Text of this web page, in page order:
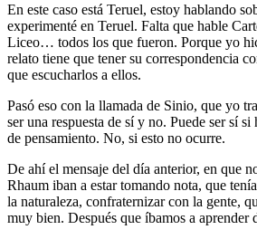
En este caso está Teruel, estoy hablando
experimenté en Teruel. Falta que hable
Liceo… todos los que fueron. Porque yo
relato tiene que tener su correspondencia
que escucharlos a ellos.
Pasó eso con la llamada de Sinio, que yo
ser una respuesta de sí y no. Puede ser sí
de pensamiento. No, si esto no ocurre.
De ahí el mensaje del día anterior, en que
Rhaum iban a estar tomando nota, que
la naturaleza, confraternizar con la gente,
muy bien. Después que íbamos a aprender